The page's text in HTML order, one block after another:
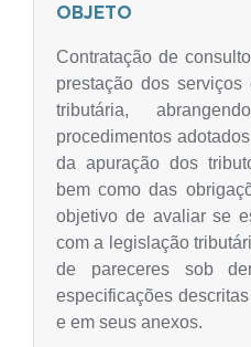
OBJETO
Contratação de
prestação dos
tributária,
procedimentos
da apuração dos
bem como das
objetivo de avaliar se
com a legislação
de pareceres sob
especificações
e em seus anexos.